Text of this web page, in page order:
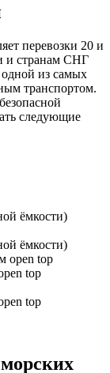
перевозки 20 и
и странам СНГ
одной из самых
транспортом.
следующие
ëмкости)
ëмкости)
top
top